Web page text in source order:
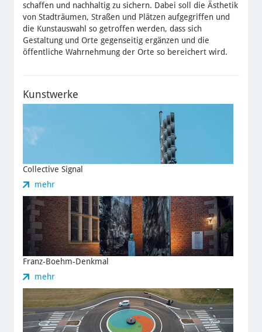
schaffen und nachhaltig zu sichern. Dabei soll die Ästhetik
von Stadträumen, Straßen und Plätzen aufgegriffen und
die Kunstauswahl so getroffen werden, dass sich
Gestaltung und Orte gegenseitig ergänzen und die
öffentliche Wahrnehmung der Orte so bereichert wird.
Kunstwerke
Collective Signal
mehrzu
Collective
Signal
Franz-Boehm-Denkmal
mehrzu
Franz-
Boehm-
Denkmal